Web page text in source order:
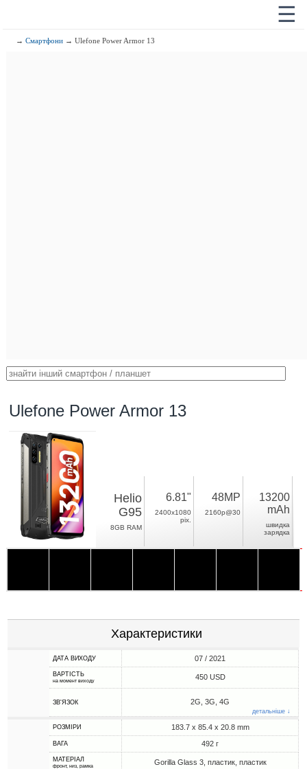
☰
→Смартфони → Ulefone Power Armor 13
Ulefone Power Armor 13
Helio
G95
8GB RAM
6.81"
2400x1080
pix.
48MP
2160p@30
13200
mAh
швидка
зарядка
Характеристики
ДАТА ВИХОДУ 07 / 2021
ВАРТІСТЬ
на момент виходу 450 USD
ЗВ'ЯЗОК 2G, 3G, 4G
детальніше ↓
РОЗМІРИ 183.7 x 85.4 x 20.8 mm
ВАГА 492 г
МАТЕРІАЛ
фронт, низ, рамка Gorilla Glass 3, пластик, пластик